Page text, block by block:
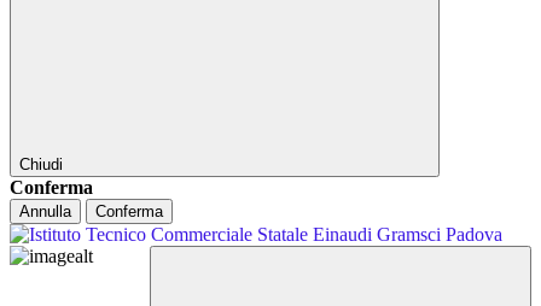
Chiudi
Conferma
Annulla Conferma